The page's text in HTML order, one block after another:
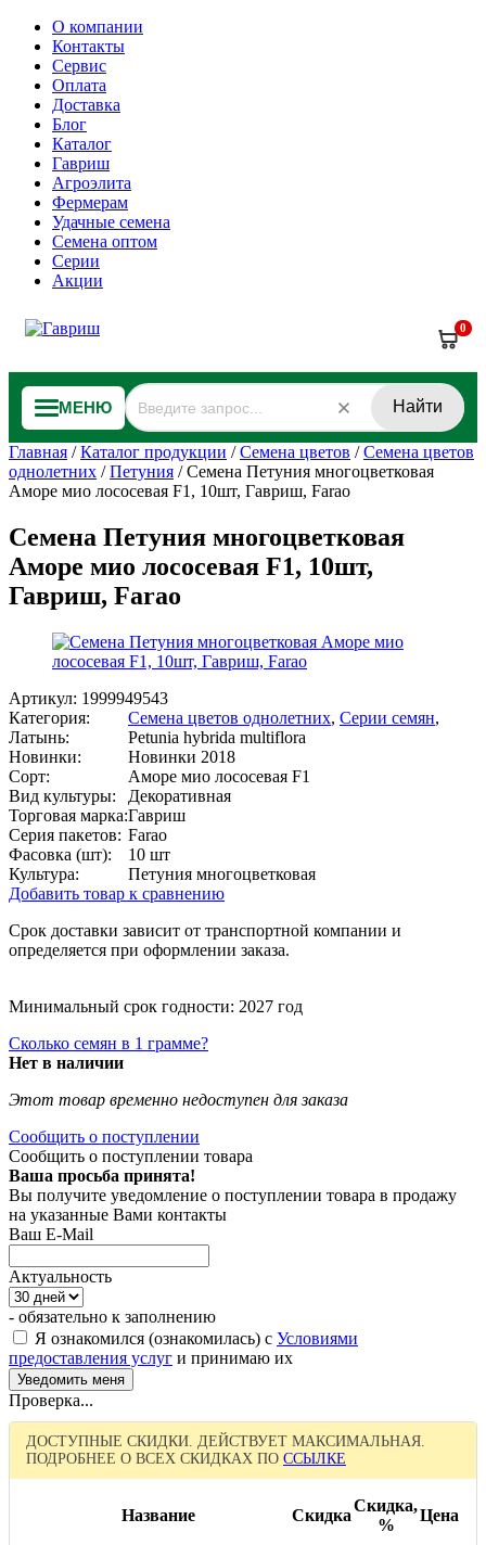
О компании
Контакты
Сервис
Оплата
Доставка
Блог
Каталог
Гавриш
Агроэлита
Фермерам
Удачные семена
Семена оптом
Серии
Акции
0
МЕНЮ Найти
Главная /Каталог продукции /Семена цветов /Семена цветов
однолетних /Петуния /Семена Петуния многоцветковая
Аморе мио лососевая F1, 10шт, Гавриш, Farao
Семена Петуния многоцветковая
Аморе мио лососевая F1, 10шт,
Гавриш, Farao
Артикул: 1999949543
Категория:
Семена цветов однолетних, Серии семян,
Латынь:
Petunia hybrida multiflora
Новинки:
Новинки 2018
Сорт:
Аморе мио лососевая F1
Вид культуры:
Декоративная
Торговая марка:Гавриш
Серия пакетов: Farao
Фасовка (шт):
10 шт
Культура:
Петуния многоцветковая
Добавить товар к сравнению
Срок доставки зависит от транспортной компании и
определяется при оформлении заказа.
Минимальный срок годности: 2027 год
Сколько семян в 1 грамме?
Нет в наличии
Этот товар временно недоступен для заказа
Сообщить о поступлении
Сообщить о поступлении товара
Ваша просьба принята!
Вы получите уведомление о поступлении товара в продажу
на указанные Вами контакты
Ваш E-Mail
Актуальность
- обязательно к заполнению
Я ознакомился (ознакомилась) с Условиями
предоставления услуг и принимаю их
Проверка...
ДОСТУПНЫЕ СКИДКИ. ДЕЙСТВУЕТ МАКСИМАЛЬНАЯ.
ПОДРОБНЕЕ О ВСЕХ СКИДКАХ ПО ССЫЛКЕ
Название Скидка
Скидка,
%
Цена